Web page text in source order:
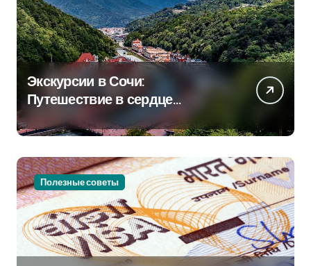
Экскурсии в Сочи:
Путешествие в сердце
Черноморского курорта
Полезные советы